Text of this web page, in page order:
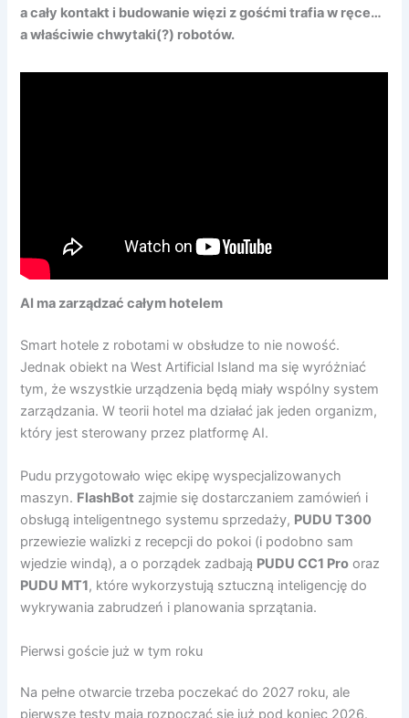
a cały kontakt i budowanie więzi z gośćmi trafia w ręce…
a właściwie chwytaki(?) robotów.
AI ma zarządzać całym hotelem
Smart hotele z robotami w obsłudze to nie nowość.
Jednak obiekt na West Artificial Island ma się wyróżniać
tym, że wszystkie urządzenia będą miały wspólny system
zarządzania. W teorii hotel ma działać jak jeden organizm,
który jest sterowany przez platformę AI.
Pudu przygotowało więc ekipę wyspecjalizowanych
maszyn. FlashBot zajmie się dostarczaniem zamówień i
obsługą inteligentnego systemu sprzedaży, PUDU T300
przewiezie walizki z recepcji do pokoi (i podobno sam
wjedzie windą), a o porządek zadbają PUDU CC1 Pro oraz
PUDU MT1, które wykorzystują sztuczną inteligencję do
wykrywania zabrudzeń i planowania sprzątania.
Pierwsi goście już w tym roku
Na pełne otwarcie trzeba poczekać do 2027 roku, ale